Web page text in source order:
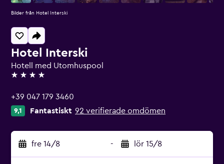
Hotel Interski
Hotell med Utomhuspool
4 stjärnor
+39 047 179 3460
9,1 Fantastiskt 92 verifierade omdömen
fre 14/8 - lör 15/8
Bilder från Hotel Interski